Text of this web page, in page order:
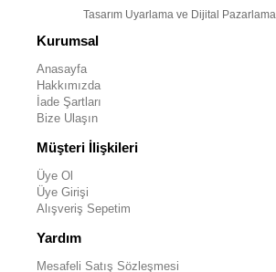
Tasarım Uyarlama ve Dijital
Kurumsal
Anasayfa
Hakkımızda
İade Şartları
Bize Ulaşın
Müşteri İlişkileri
Üye Ol
Üye Girişi
Alışveriş Sepetim
Yardım
Mesafeli Satış Sözleşmesi